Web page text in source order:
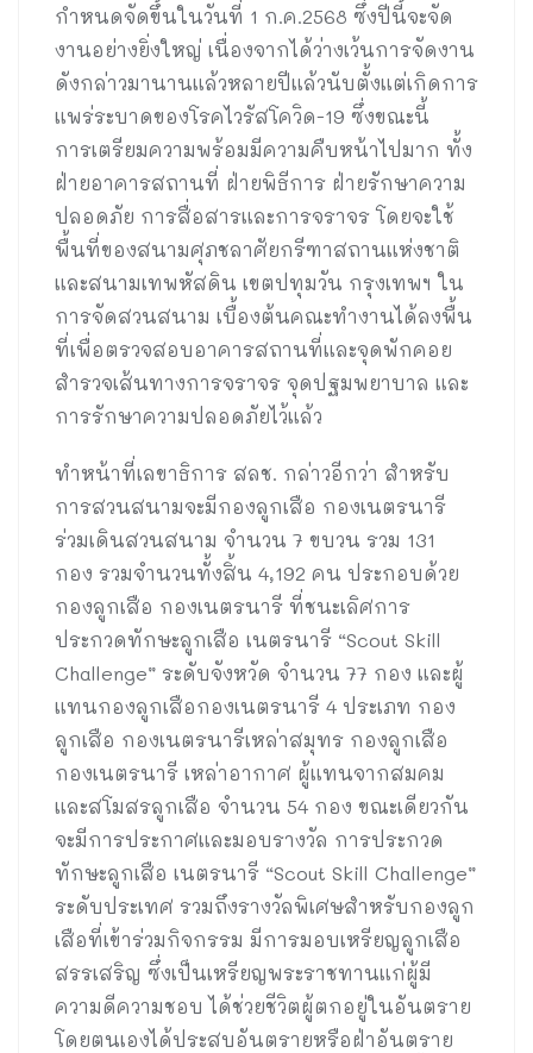
กำหนดจัดขึ้นในวันที่ 1 ก.ค.2568 ซึ่งปีนี้จะจัด
งานอย่างยิ่งใหญ่ เนื่องจากได้ว่างเว้นการจัดงาน
ดังกล่าวมานานแล้วหลายปีแล้วนับตั้งแต่เกิดการ
แพร่ระบาดของโรคไวรัสโควิด-19 ซึ่งขณะนี้
การเตรียมความพร้อมมีความคืบหน้าไปมาก ทั้ง
ฝ่ายอาคารสถานที่ ฝ่ายพิธีการ ฝ่ายรักษาความ
ปลอดภัย การสื่อสารและการจราจร โดยจะใช้
พื้นที่ของสนามศุภชลาศัยกรีฑาสถานแห่งชาติ
และสนามเทพหัสดิน เขตปทุมวัน กรุงเทพฯ ใน
การจัดสวนสนาม เบื้องต้นคณะทำงานได้ลงพื้น
ที่เพื่อตรวจสอบอาคารสถานที่และจุดพักคอย
สำรวจเส้นทางการจราจร จุดปฐมพยาบาล และ
การรักษาความปลอดภัยไว้แล้ว
ทำหน้าที่เลขาธิการ สลช. กล่าวอีกว่า สำหรับ
การสวนสนามจะมีกองลูกเสือ กองเนตรนารี
ร่วมเดินสวนสนาม จำนวน 7 ขบวน รวม 131
กอง รวมจำนวนทั้งสิ้น 4,192 คน ประกอบด้วย
กองลูกเสือ กองเนตรนารี ที่ชนะเลิศการ
ประกวดทักษะลูกเสือ เนตรนารี “Scout Skill
Challenge” ระดับจังหวัด จำนวน 77 กอง และผู้
แทนกองลูกเสือกองเนตรนารี 4 ประเภท กอง
ลูกเสือ กองเนตรนารีเหล่าสมุทร กองลูกเสือ
กองเนตรนารี เหล่าอากาศ ผู้แทนจากสมคม
และสโมสรลูกเสือ จำนวน 54 กอง ขณะเดียวกัน
จะมีการประกาศและมอบรางวัล การประกวด
ทักษะลูกเสือ เนตรนารี “Scout Skill Challenge”
ระดับประเทศ รวมถึงรางวัลพิเศษสำหรับกองลูก
เสือที่เข้าร่วมกิจกรรม มีการมอบเหรียญลูกเสือ
สรรเสริญ ซึ่งเป็นเหรียญพระราชทานแก่ผู้มี
ความดีความชอบ ได้ช่วยชีวิตผู้ตกอยู่ในอันตราย
โดยตนเองได้ประสบอันตรายหรือฝ่าอันตราย